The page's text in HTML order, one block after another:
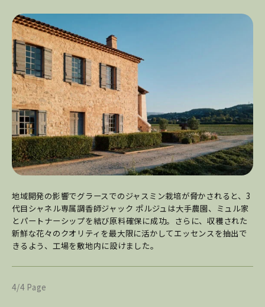
地域開発の影響でグラースでのジャスミン栽培が脅かされると、3
代目シャネル専属調香師ジャック ポルジュは大手農園、ミュル家
とパートナーシップを結び原料確保に成功。さらに、収穫された
新鮮な花々のクオリティを最大限に活かしてエッセンスを抽出で
きるよう、工場を敷地内に設けました。
4/4 Page